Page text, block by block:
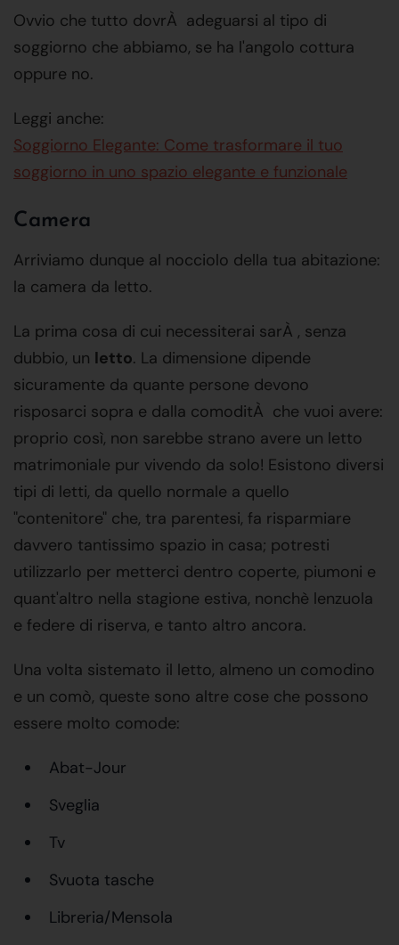
Ovvio che tutto dovrÀ adeguarsi al tipo di
soggiorno che abbiamo, se ha l'angolo cottura
oppure no.
Leggi anche:
Soggiorno Elegante: Come trasformare il tuo
soggiorno in uno spazio elegante e funzionale
Camera
Arriviamo dunque al nocciolo della tua abitazione:
la camera da letto.
La prima cosa di cui necessiterai sarÀ , senza
dubbio, un letto. La dimensione dipende
sicuramente da quante persone devono
risposarci sopra e dalla comoditÀ che vuoi avere:
proprio così, non sarebbe strano avere un letto
matrimoniale pur vivendo da solo! Esistono diversi
tipi di letti, da quello normale a quello
"contenitore" che, tra parentesi, fa risparmiare
davvero tantissimo spazio in casa; potresti
utilizzarlo per metterci dentro coperte, piumoni e
quant'altro nella stagione estiva, nonchè lenzuola
e federe di riserva, e tanto altro ancora.
Una volta sistemato il letto, almeno un comodino
e un comò, queste sono altre cose che possono
essere molto comode:
Abat-Jour
Sveglia
Tv
Svuota tasche
Libreria/Mensola